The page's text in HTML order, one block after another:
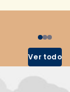
Ver todo